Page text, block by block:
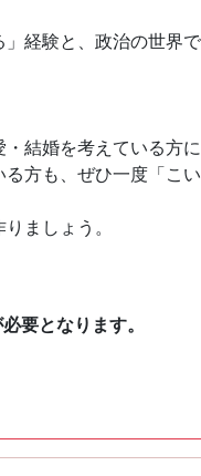
経験と、政治の世界
結婚を考えている
方も、ぜひ一度「こ
ましょう。
要となります。